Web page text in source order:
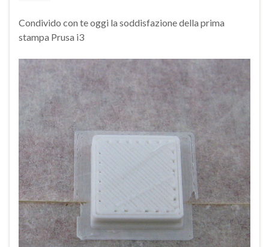
Condivido con te oggi la soddisfazione della prima
stampa Prusa i3